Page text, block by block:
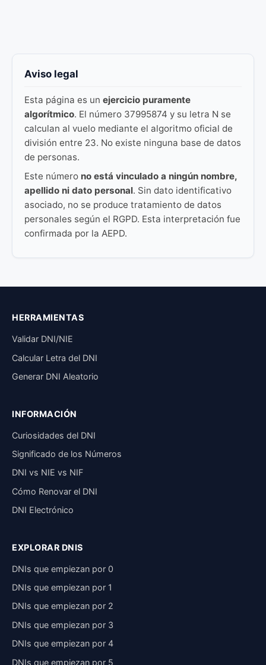
Aviso legal
Esta página es un ejercicio puramente
algorítmico. El número 37995874 y su letra N se
calculan al vuelo mediante el algoritmo oficial de
división entre 23. No existe ninguna base de datos
de personas.
Este número no está vinculado a ningún nombre,
apellido ni dato personal. Sin dato identificativo
asociado, no se produce tratamiento de datos
personales según el RGPD. Esta interpretación fue
confirmada por la AEPD.
HERRAMIENTAS
Validar DNI/NIE
Calcular Letra del DNI
Generar DNI Aleatorio
INFORMACIÓN
Curiosidades del DNI
Significado de los Números
DNI vs NIE vs NIF
Cómo Renovar el DNI
DNI Electrónico
EXPLORAR DNIS
DNIs que empiezan por 0
DNIs que empiezan por 1
DNIs que empiezan por 2
DNIs que empiezan por 3
DNIs que empiezan por 4
DNIs que empiezan por 5